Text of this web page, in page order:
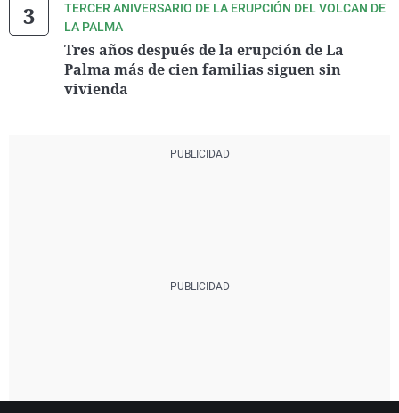
TERCER ANIVERSARIO DE LA ERUPCIÓN DEL VOLCAN DE
LA PALMA
Tres años después de la erupción de La
Palma más de cien familias siguen sin
vivienda